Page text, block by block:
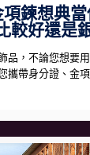
鍊想典
較好還是
品，不論您想要
攜帶身分證、金